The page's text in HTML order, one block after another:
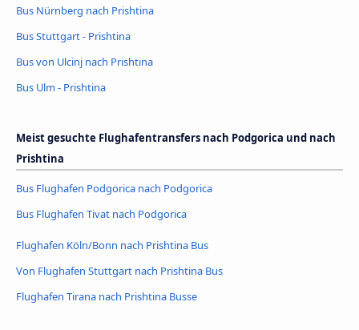
Bus Nürnberg nach Prishtina
Bus Stuttgart - Prishtina
Bus von Ulcinj nach Prishtina
Bus Ulm - Prishtina
Meist gesuchte Flughafentransfers nach Podgorica und nach
Prishtina
Bus Flughafen Podgorica nach Podgorica
Bus Flughafen Tivat nach Podgorica
Flughafen Köln/Bonn nach Prishtina Bus
Von Flughafen Stuttgart nach Prishtina Bus
Flughafen Tirana nach Prishtina Busse